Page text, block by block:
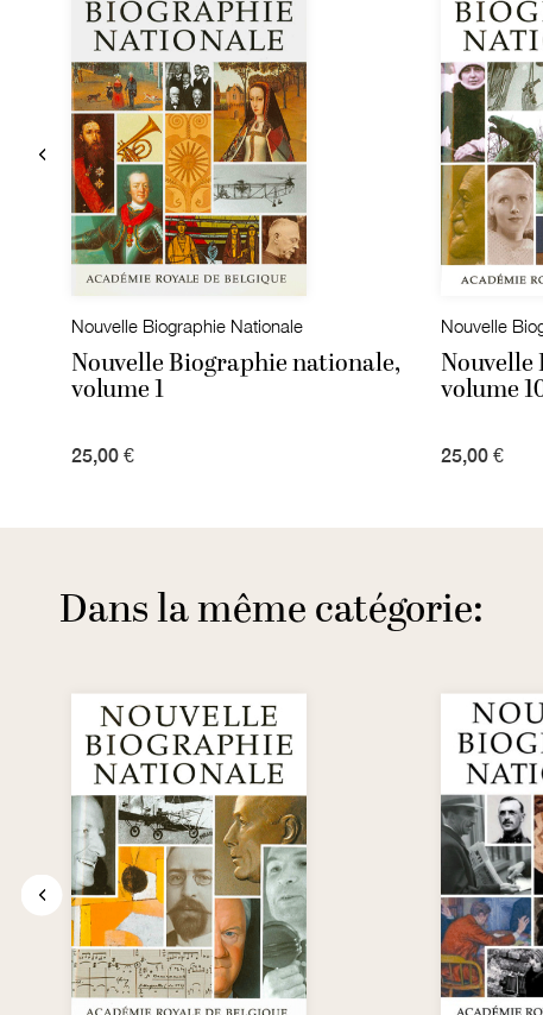
Nouvelle Biographie Nationale
Nouvelle Biographie nationale,
volume 1
25,00 €
Nouvelle
volume
25,00 €
Dans la même catégorie: